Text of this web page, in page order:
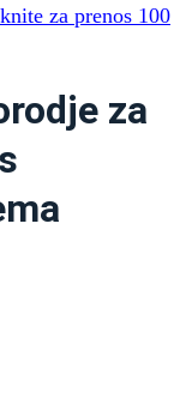
za prenos 100
za